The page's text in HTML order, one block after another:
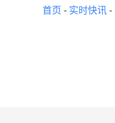
首页 - 实时快讯 -